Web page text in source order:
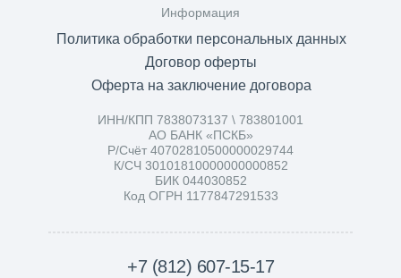
Информация
Политика обработки персональных данных
ИНН/КПП 7838073137 \ 783801001
АО БАНК «ПСКБ»
Р/Счёт 40702810500000029744
К/СЧ 30101810000000000852
БИК 044030852
Код ОГРН 1177847291533
+7 (812) 607-15-17
Договор оферты
Оферта на заключение договора